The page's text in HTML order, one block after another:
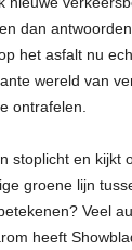
dan
het asfalt nu
wereld van
ontrafelen.
stoplicht en kijkt
groene lijn
Veel
heeft